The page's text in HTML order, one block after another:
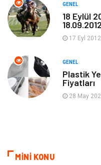
Güzellik & Bakım
Organizasyon
Hizmet
Aksesuar
GENEL
18 Eylül
18.09.2012
17 Eyl
GENEL
Plastik
Fiyatları
28 May
MİNİ KONU